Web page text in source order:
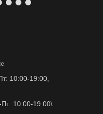
10:00-19:00,
10:00-19:00\